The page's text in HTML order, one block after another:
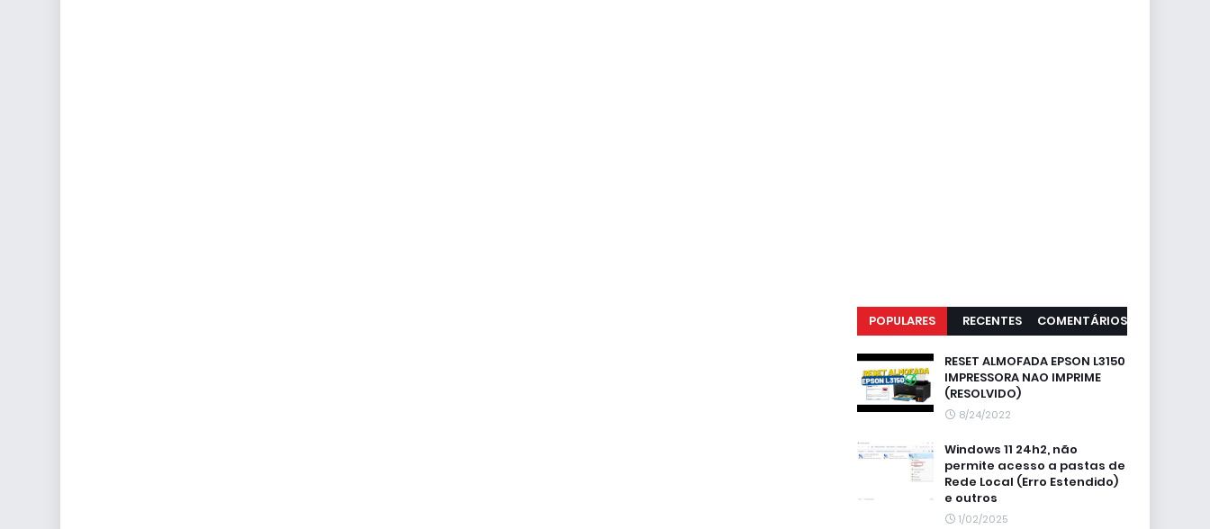
POPULARES RECENTES COMENTÁRIOS
RESET ALMOFADA EPSON L3150
IMPRESSORA NAO IMPRIME
(RESOLVIDO)
8/24/2022
Windows 11 24h2, não
permite acesso a pastas de
Rede Local (Erro Estendido)
e outros
1/02/2025